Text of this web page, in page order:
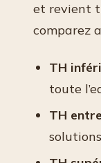
et revient
comparez
TH
toute
TH